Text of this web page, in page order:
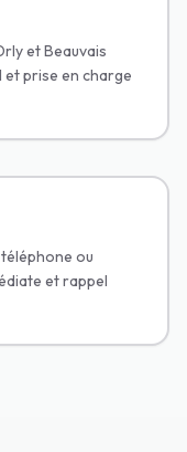
et Beauvais
et prise en charge
ou
et rappel